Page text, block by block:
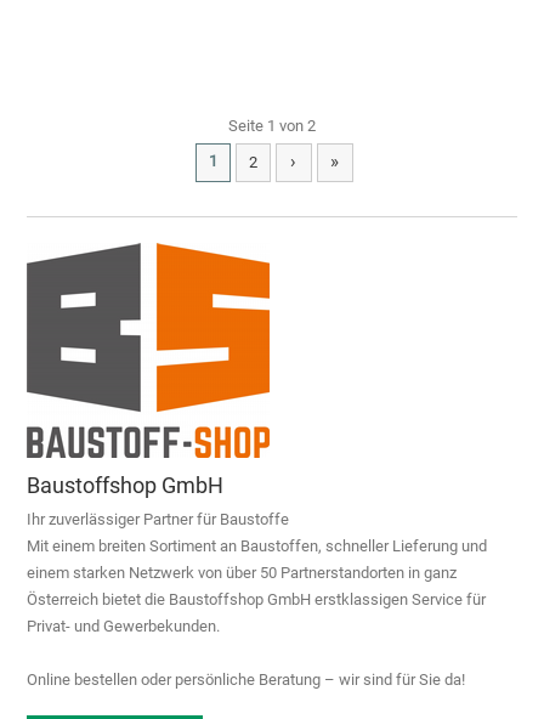
Seite 1 von 2
1
2 › »
Baustoffshop GmbH
Ihr zuverlässiger Partner für Baustoffe
Mit einem breiten Sortiment an Baustoffen, schneller Lieferung und
einem starken Netzwerk von über 50 Partnerstandorten in ganz
Österreich bietet die Baustoffshop GmbH erstklassigen Service für
Privat- und Gewerbekunden.
Online bestellen oder persönliche Beratung – wir sind für Sie da!